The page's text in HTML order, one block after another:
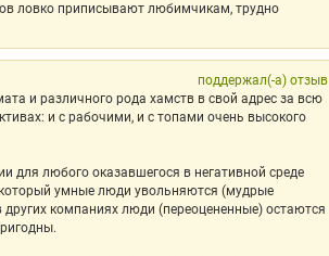
ловко приписывают любимчикам, трудно
поддержал(-а) отзыв
и различного рода хамств в свой адрес за всю
и с рабочими, и с топами очень высокого
для любого оказавшегося в негативной среде
умные люди увольняются (мудрые
компаниях люди (переоцененные) остаются